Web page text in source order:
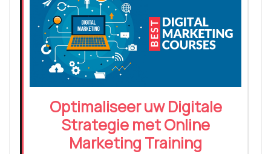
Optimaliseer uw Digitale
Strategie met Online
Marketing Training